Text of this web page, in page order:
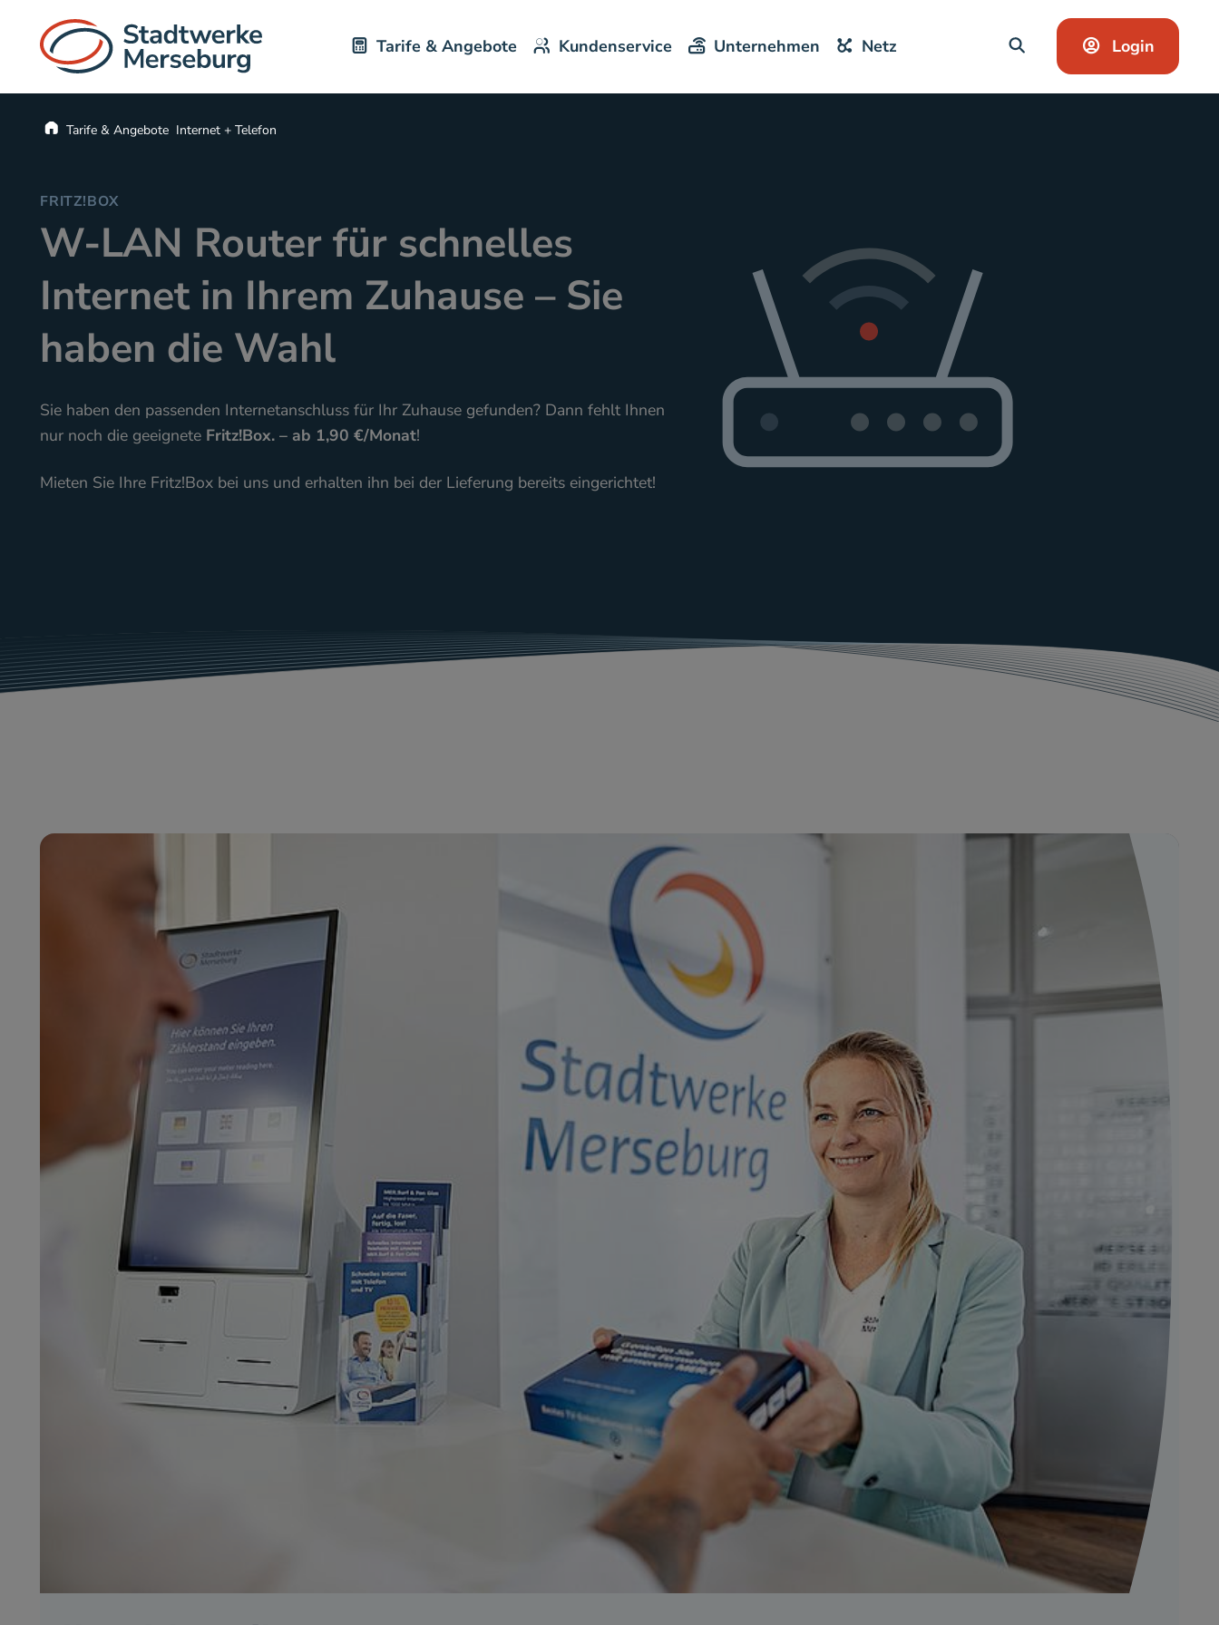
Tarife & Angebote Kundenservice Unternehmen Netz Login
Startseite
Tarife & Angebote Internet + Telefon
W-LAN Router für schnelles
Internet in Ihrem Zuhause – Sie
haben die Wahl
FRITZ!BOX
Sie haben den passenden Internetanschluss für Ihr Zuhause gefunden? Dann fehlt Ihnen
nur noch die geeignete Fritz!Box. – ab 1,90 €/Monat!
Mieten Sie Ihre Fritz!Box bei uns und erhalten ihn bei der Lieferung bereits eingerichtet!